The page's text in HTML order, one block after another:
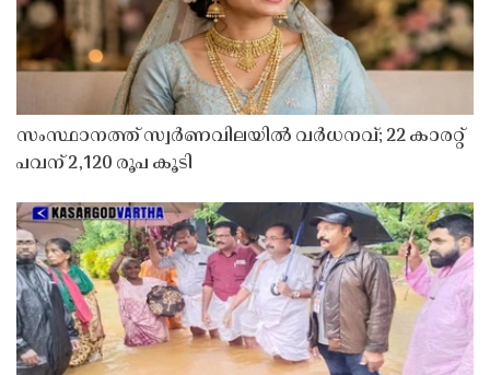
സംസ്ഥാനത്ത് സ്വർണവിലയിൽ വർധനവ്; 22 കാരറ്റ്
പവന് 2,120 രൂപ കൂടി